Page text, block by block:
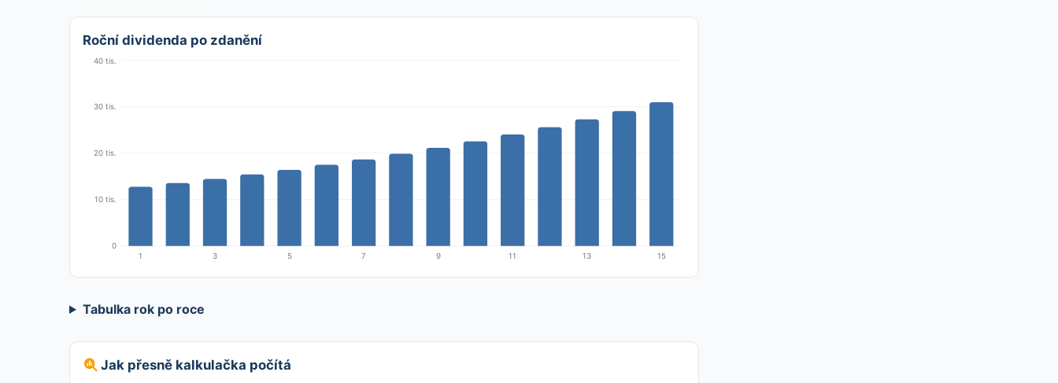
Roční dividenda po zdanění
0
10 tis.
20 tis.
30 tis.
40 tis.
1 3 5 7 9 11 13 15
Tabulka rok po roce
Jak přesně kalkulačka počítá